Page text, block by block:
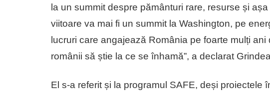
la un summit despre pământuri rare, resurse și
viitoare va mai fi un summit la Washington, pe
lucruri care angajează România pe foarte mulți
românii să știe la ce se înhamă”, a declarat
El s-a referit și la programul SAFE, deși proiectele